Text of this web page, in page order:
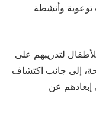
وأنشطة
لتدريبهم على
إلى جانب اكتشاف
إبعادهم عن